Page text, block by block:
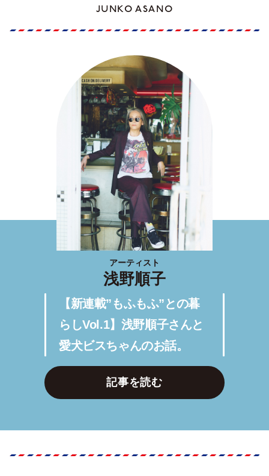
JUNKO ASANO
アーティスト
浅野順子
【新連載”もふもふ”との暮
らしVol.1】浅野順子さんと
愛犬ビスちゃんのお話。
記事を読む